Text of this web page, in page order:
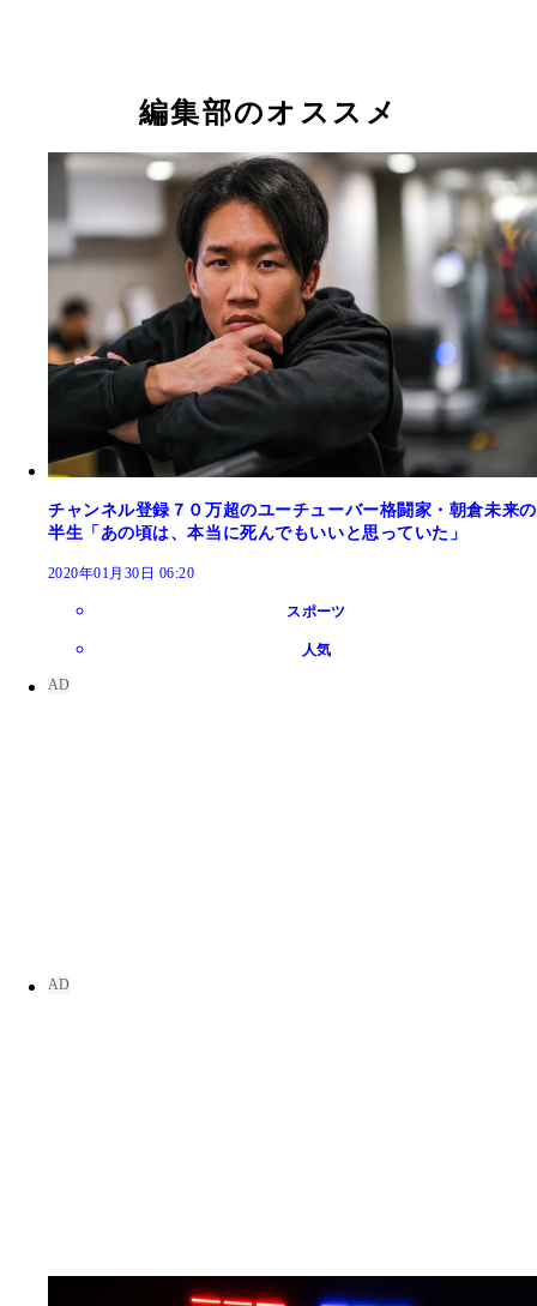
編集部のオススメ
チャンネル登録７０万超のユーチューバー格闘家・朝倉未来の
半生「あの頃は、本当に死んでもいいと思っていた」
2020年01月30日 06:20
スポーツ
人気